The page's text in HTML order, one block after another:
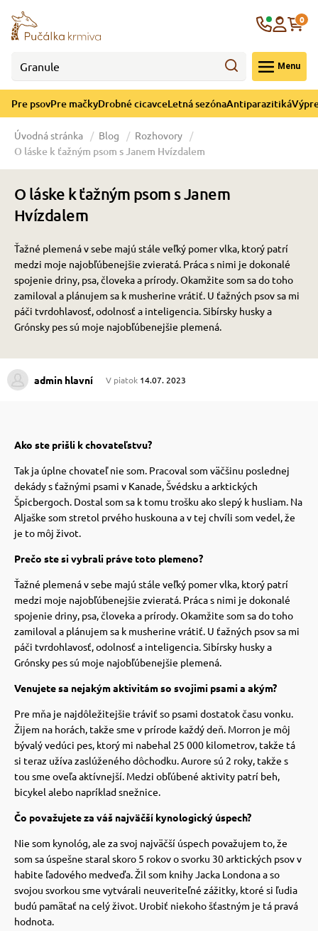
Menu
0
Pre psovPre mačkyDrobné cicavceLetná sezónaAntiparazitiká
psov
Pre psov
psov
psov
psov
psov
psov
psov
pre psov
a ohlávky
psov
so psom
mačky
Pre mačky
mačky
mačky
mačky
podstielka
a pelechy
mačky
mačky
mačky
mačky
podložky
poukazy
cicavce
Drobné cicavce
sezóna
Letná sezóna
ochladenie
Výpredaj
CZK
Úvodná stránka Blog Rozhovory
O láske k ťažným psom s Janem Hvízdalem
O láske k ťažným psom s Janem
Hvízdalem
Ťažné plemená v sebe majú stále veľký pomer vlka, ktorý patrí
medzi moje najobľúbenejšie zvieratá. Práca s nimi je dokonalé
spojenie driny, psa, človeka a prírody.Okamžite som sa do toho
zamiloval a plánujem sa k musherine vrátiť. U ťažných psov sa mi
páči tvrdohlavosť, odolnosť a inteligencia. Sibírsky husky a
Grónsky pes sú moje najobľúbenejšie plemená.
admin hlavní V piatok 14.07. 2023
Ako ste prišli k chovateľstvu?
Tak ja úplne chovateľ nie som. Pracoval som väčšinu poslednej
dekády s ťažnými psami v Kanade, Švédsku a arktických
Špicbergoch. Dostal som sa k tomu trošku ako slepý k husliam. Na
Aljaške som stretol prvého huskouna a v tej chvíli som vedel, že
je to môj život.
Prečo ste si vybrali práve toto plemeno?
Ťažné plemená v sebe majú stále veľký pomer vlka, ktorý patrí
medzi moje najobľúbenejšie zvieratá. Práca s nimi je dokonalé
spojenie driny, psa, človeka a prírody.Okamžite som sa do toho
zamiloval a plánujem sa k musherine vrátiť. U ťažných psov sa mi
páči tvrdohlavosť, odolnosť a inteligencia. Sibírsky husky a
Grónsky pes sú moje najobľúbenejšie plemená.
Venujete sa nejakým aktivitám so svojimi psami a akým?
Pre mňa je najdôležitejšie tráviť so psami dostatok času vonku.
Žijem na horách, takže sme v prírode každý deň. Morron je môj
bývalý vedúci pes, ktorý mi nabehal 25 000 kilometrov, takže tá
si teraz užíva zaslúženého dôchodku.Aurore sú 2 roky, takže s
tou sme oveľa aktívnejší. Medzi obľúbené aktivity patrí beh,
bicykel alebo napríklad snežnice.
Čo považujete za váš najväčší kynologický úspech?
Nie som kynológ, ale za svoj najväčší úspech považujem to, že
som sa úspešne staral skoro 5 rokov o svorku 30 arktických psov v
habite ľadového medveďa.Žil som knihy Jacka Londona a so
svojou svorkou sme vytvárali neuveriteľné zážitky, ktoré si ľudia
budú pamätať na celý život. Urobiť niekoho šťastným je tá pravá
hodnota.